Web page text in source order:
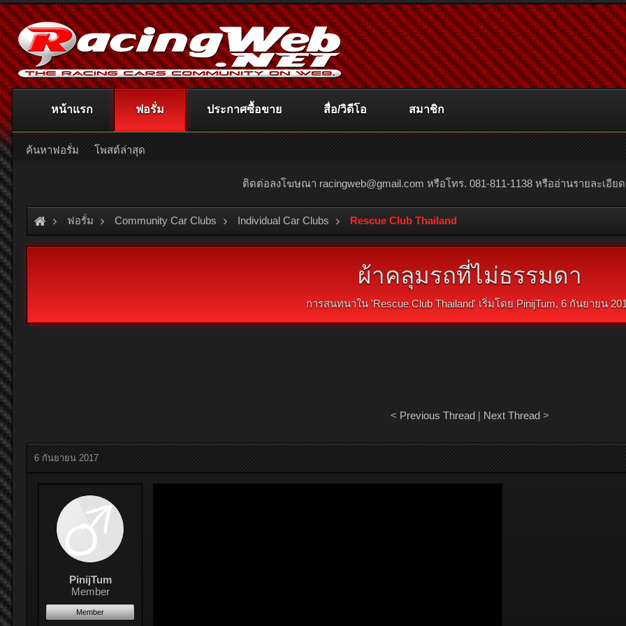
ติดต่อลงโฆษณา racingweb@gmail.com หรือโทร. 081-811-1138 หรืออ่านรายละเอีย
ฟอรั่ม Community Car Clubs Individual Car Clubs Rescue Club Thailand
ผ้าคลุมรถที่ไม่ธรรมดา
การสนทนาใน 'Rescue Club Thailand' เริ่มโดย PinijTum, 6 กันยายน
< Previous Thread| Next Thread>
6 กันยายน 2017
PinijTum
Member
Member
หน้าแรก ฟอรั่ม
ค้นหาฟอรั่ม โพสต์ล่าสุด
ประกาศซื้อขาย สื่อ/วิดีโอ สมาชิก